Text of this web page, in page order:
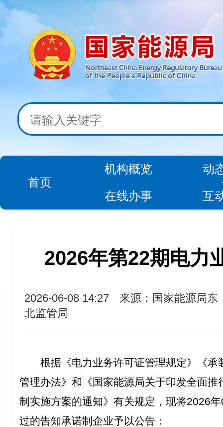
首页
机构概览
动
在线办事
互
2026年第22期电力
2026-06-08 14:27
来源：国家能源局东
北监管局
根据《电力业务许可证管理规定》《
管理办法》和《国家能源局关于印发全面
制实施方案的通知》有关规定，现将2026
过的告知承诺制企业予以公告：